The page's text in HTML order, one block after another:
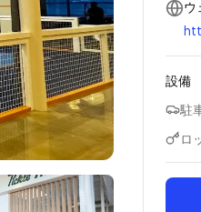
ウ
設備
駐
ロ